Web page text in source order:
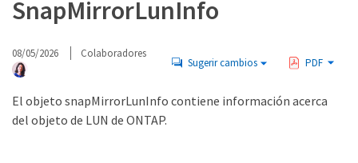
SnapMirrorLunInfo
08/05/2026 Colaboradores
Sugerir cambios PDF
El objeto snapMirrorLunInfo contiene información acerca
del objeto de LUN de ONTAP.